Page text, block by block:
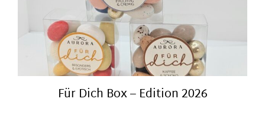
Für Dich Box – Edition 2026